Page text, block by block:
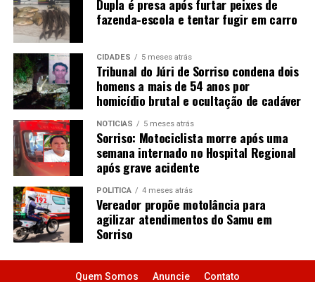
Dupla é presa após furtar peixes de
fazenda-escola e tentar fugir em carro
CIDADES 5 meses atrás
Tribunal do Júri de Sorriso condena dois
homens a mais de 54 anos por
homicídio brutal e ocultação de cadáver
NOTÍCIAS 5 meses atrás
Sorriso: Motociclista morre após uma
semana internado no Hospital Regional
após grave acidente
POLÍTICA 4 meses atrás
Vereador propõe motolância para
agilizar atendimentos do Samu em
Sorriso
Quem Somos Anuncie Contato